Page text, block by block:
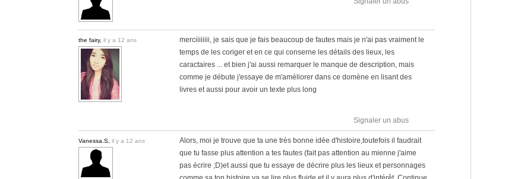
the fairy, il y a 12 ans
merciiiiiiii, je sais que je fais beaucoup de fautes mais je n'ai pas vraiment le
temps de les coriger et en ce qui conserne les détails des lieux, les
caractaires ... et bien j'ai aussi remarquer le manque de description, mais
comme je débute j'essaye de m'améliorer dans ce domène en lisant des
livres et aussi pour avoir un texte plus long
Signaler un abus
Vanessa.S, il y a 12 ans
Alors, moi je trouve que ta une très bonne idée d'histoire,toutefois il faudrait
que tu fasse plus attention a tes fautes (fait pas attention au mienne j'aime
pas écrire ;D)et aussi que tu essaye de décrire plus les lieux et personnages